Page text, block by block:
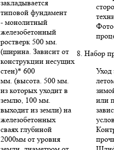
закладывается
типовой фундамент
- монолитный
железобетонный
ростверк 500 мм.
(ширина. Зависит от
конструкции несущих
стен)* 600
мм. (высота. 500 мм.
из которых уходит в
землю, 100 мм.
выходит из земли) на
железобетонных
сваях глубиной
2000мм от уровня
8. Набор
Уход
или